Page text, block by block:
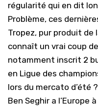
régularité qui en dit
Problème, ces
Tropez, pur produit
connaît un vrai coup
notamment inscrit 2
en Ligue des
lors du mercato d’été ?
Ben Seghir a l’Europe